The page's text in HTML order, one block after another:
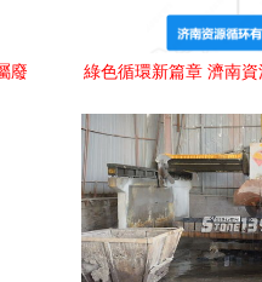
廢
綠色循環新篇章 濟南